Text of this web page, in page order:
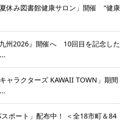
休み図書館健康サロン」開催 “健康
州2026』開催へ 10回目を記念した
ャラクターズ KAWAII TOWN」期間
ポート」配布中！ ＜全18市町＆84